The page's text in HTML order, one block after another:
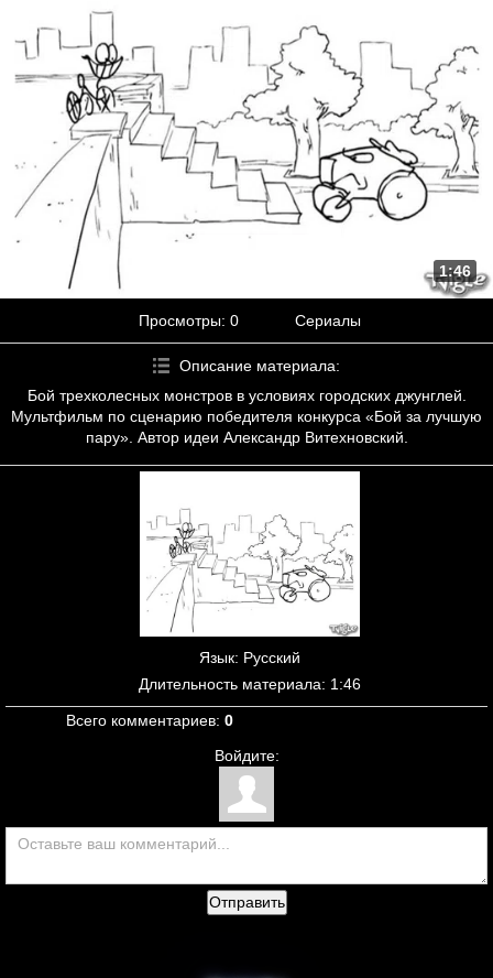
1:46
Просмотры: 0 Сериалы
Описание материала:
Бой трехколесных монстров в условиях городских джунглей.
Мультфильм по сценарию победителя конкурса «Бой за лучшую
пару». Автор идеи Александр Витехновский.
Язык: Русский
Длительность материала: 1:46
Всего комментариев: 0
Войдите:
Отправить